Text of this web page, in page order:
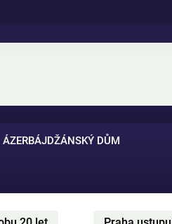
ÁZERBÁJDŽÁNSKÝ DŮM